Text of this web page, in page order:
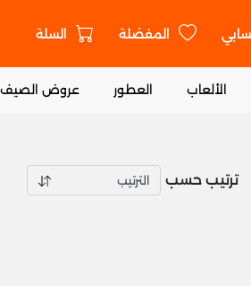
المفضلة السلة
الألعاب العطور عروض الصيف
ترتيب حسب